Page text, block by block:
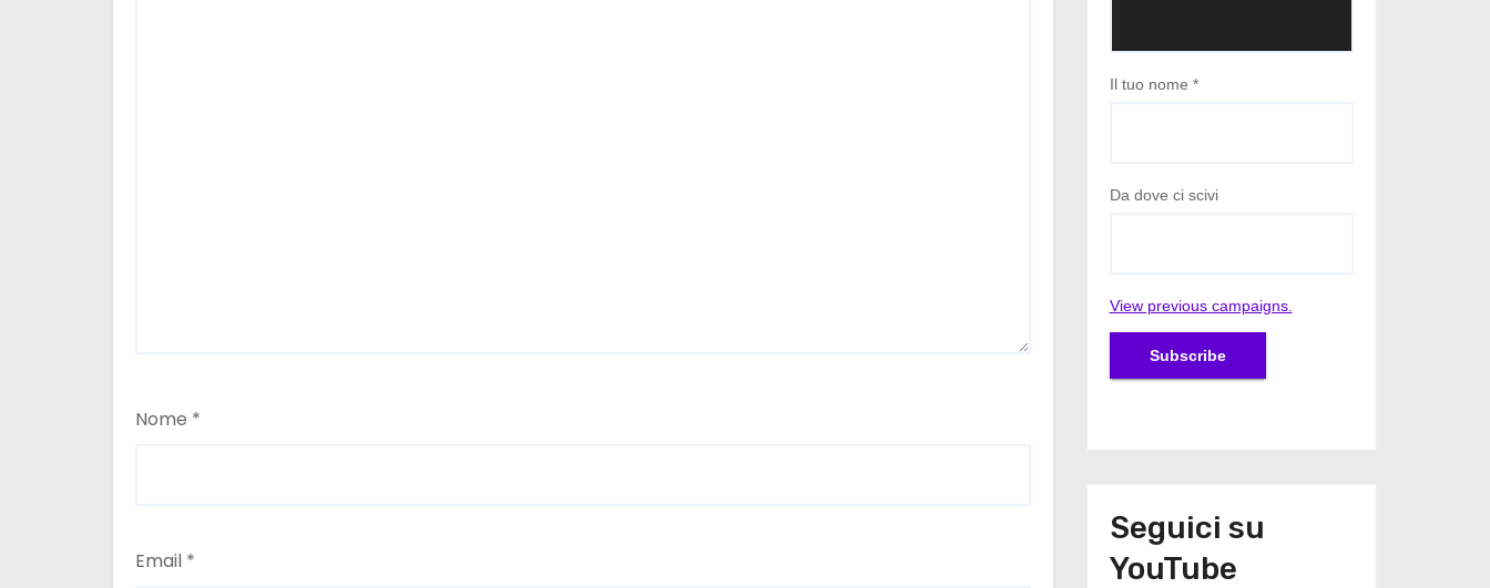
Nome *
Email *
Il tuo nome *
Da dove ci scivi
View previous campaigns.
Seguici su
YouTube